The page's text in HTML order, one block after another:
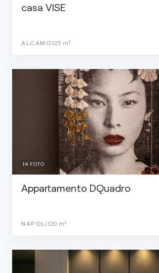
casa VISE
ALCAMO125 m²
14 FOTO
Appartamento DQuadro
NAPOLI120 m²